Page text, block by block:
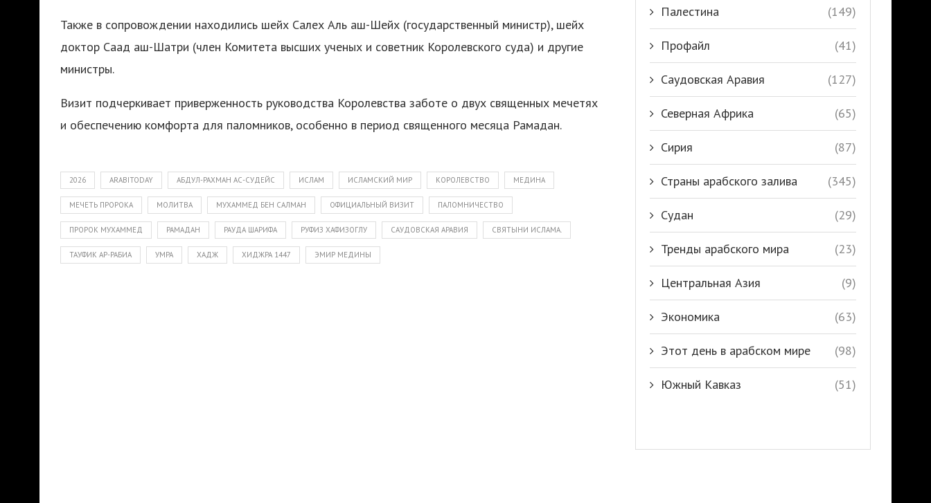
Также в сопровождении находились шейх Салех Аль аш-Шейх (государственный министр), шейх
доктор Саад аш-Шатри (член Комитета высших ученых и советник Королевского суда) и другие
министры.
Визит подчеркивает приверженность руководства Королевства заботе о двух священных мечетях
и обеспечению комфорта для паломников, особенно в период священного месяца Рамадан.
2026 ARABITODAY АБДУЛ-РАХМАН АС-СУДЕЙС ИСЛАМ ИСЛАМСКИЙ МИР КОРОЛЕВСТВО МЕДИНА
МЕЧЕТЬ ПРОРОКА МОЛИТВА МУХАММЕД БЕН САЛМАН ОФИЦИАЛЬНЫЙ ВИЗИТ ПАЛОМНИЧЕСТВО
ПРОРОК МУХАММЕД РАМАДАН РАУДА ШАРИФА РУФИЗ ХАФИЗОГЛУ САУДОВСКАЯ АРАВИЯ СВЯТЫНИ ИСЛАМА.
ТАУФИК АР-РАБИА УМРА ХАДЖ ХИДЖРА 1447 ЭМИР МЕДИНЫ
Палестина (149)
Профайл (41)
Саудовская Аравия (127)
Северная Африка (65)
Сирия (87)
Страны арабского залива (345)
Судан (29)
Тренды арабского мира (23)
Центральная Азия (9)
Экономика (63)
Этот день в арабском мире (98)
Южный Кавказ (51)